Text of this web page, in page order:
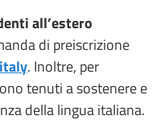
all’estero
di preiscrizione
. Inoltre, per
tenuti a sostenere e
della lingua italiana.